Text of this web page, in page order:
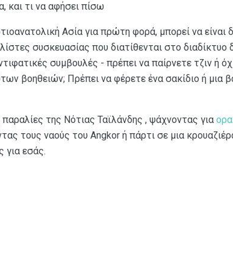
και τι να αφήσει πίσω
Ασία για πρώτη φορά, μπορεί να είναι
συσκευασίας που διατίθενται στο διαδίκτυο
συμβουλές - πρέπει να παίρνετε τζιν ή
βοηθειών; Πρέπει να φέρετε ένα σακίδιο ή μια
της Νότιας Ταϊλάνδης , ψάχνοντας για
τους ναούς του Angkor ή πάρτι σε μια
για εσάς.